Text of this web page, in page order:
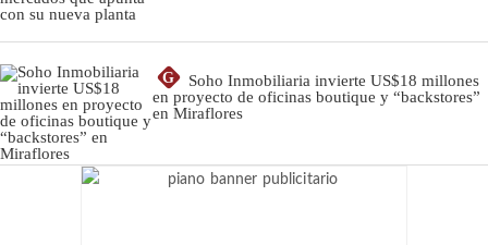
G
Soho Inmobiliaria invierte US$18 millones
en proyecto de oficinas boutique y “backstores”
en Miraflores